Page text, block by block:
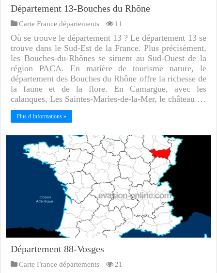
Département 13-Bouches du Rhône
Carte France départements 11
Où se trouve le département 13 ? Le département 13 se
trouve dans le Sud-Est de la France. Plus précisément,
les Bouches-du-Rhônes se situent au Sud-Ouest de la
région PACA. En matière de tourisme nature, le
département des Bouches du Rhône offre la richesse de
la faune et de la flore. En Camargue, avec les
calanques, Les Saintes-Maries-de-la-Mer, le château …
Plus d Informations »
Département 88-Vosges
Carte France départements 21